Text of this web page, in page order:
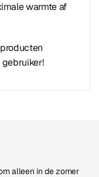
warmte af
alleen in de zomer